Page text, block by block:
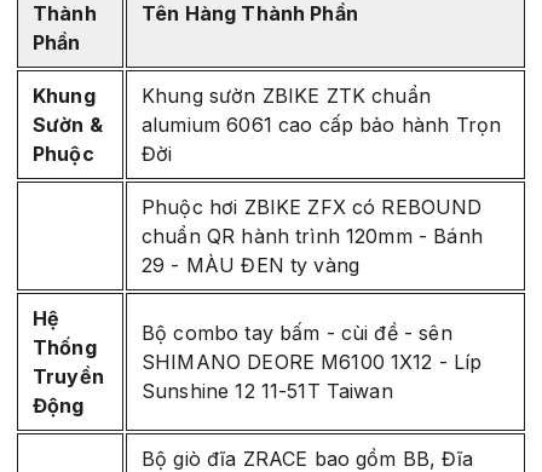
Thành
Phần
Tên Hàng Thành Phần
Khung
Sườn &
Phuộc
Khung sườn ZBIKE ZTK chuẩn
alumium 6061 cao cấp bảo hành Trọn
Đời
Phuộc hơi ZBIKE ZFX có REBOUND
chuẩn QR hành trình 120mm - Bánh
29 - MÀU ĐEN ty vàng
Hệ
Thống
Truyền
Động
Bộ combo tay bấm - cùi đề - sên
SHIMANO DEORE M6100 1X12 - Líp
Sunshine 12 11-51T Taiwan
Bộ giò đĩa ZRACE bao gồm BB, Đĩa